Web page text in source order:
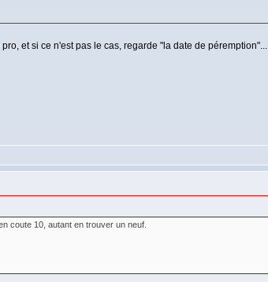
et si ce n'est pas le cas, regarde "la date de péremption"...
coute 10, autant en trouver un neuf.